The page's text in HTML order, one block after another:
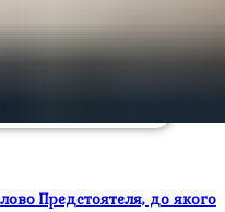
Предстоятеля, до якого